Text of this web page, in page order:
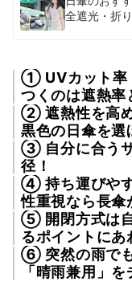
全遮光・折
① UVカット率
つくのは遮熱率
② 遮熱性を高
黒色の日傘を選
③ 自分に合う
径！
④ 持ち運びや
性重視なら長傘
⑤ 開閉方式は
るポイントにあ
⑥ 突然の雨で
「晴雨兼用」を